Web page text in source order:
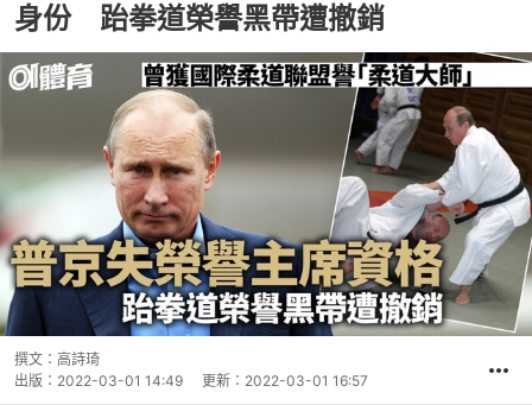
身份 跆拳道榮譽黑帶遭撤銷
撰文： 高詩琦
出版： 2022-03-01 14:49 更新： 2022-03-01 16:57